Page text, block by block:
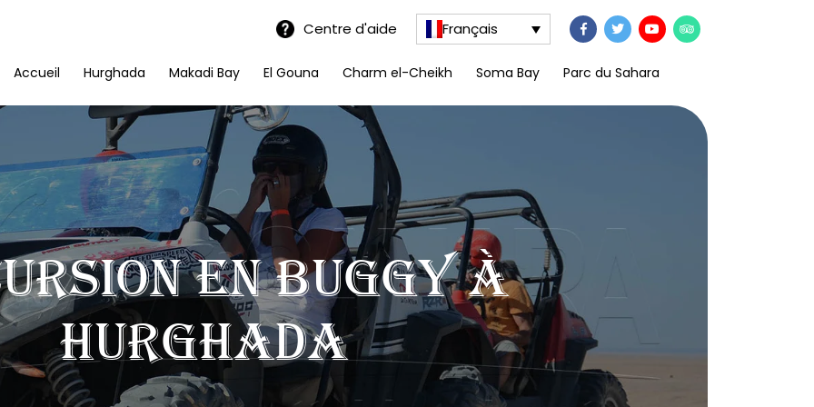
Centre d'aide Français
Accueil Hurghada Makadi Bay El Gouna Charm el-Cheikh Soma Bay Parc du Sahara
en buggy à
Hurghada